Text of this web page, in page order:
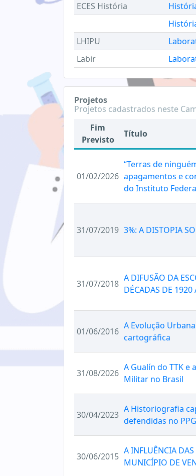
ECES História
LHIPU
Labir
Projetos
Projetos cadastrados neste
Fim
Previsto
Título
01/02/2026
“Terras de
apagamentos e
do Instituto
31/07/2019 3%: A DISTOPIA
31/07/2018
A DIFUSÃO DA
DÉCADAS DE
01/06/2016
A Evolução
cartográfica
31/08/2026
A Gualín do TTK
Militar no Brasil
30/04/2023
A Historiografia
defendidas no
30/06/2015
A INFLUÊNCIA
MUNICÍPIO DE